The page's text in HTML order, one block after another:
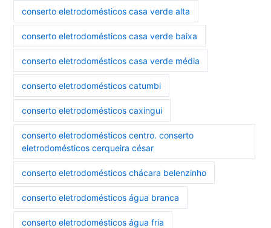
conserto eletrodomésticos casa verde alta
conserto eletrodomésticos casa verde baixa
conserto eletrodomésticos casa verde média
conserto eletrodomésticos catumbi
conserto eletrodomésticos caxingui
conserto eletrodomésticos centro. conserto
eletrodomésticos cerqueira césar
conserto eletrodomésticos chácara belenzinho
conserto eletrodomésticos água branca
conserto eletrodomésticos água fria